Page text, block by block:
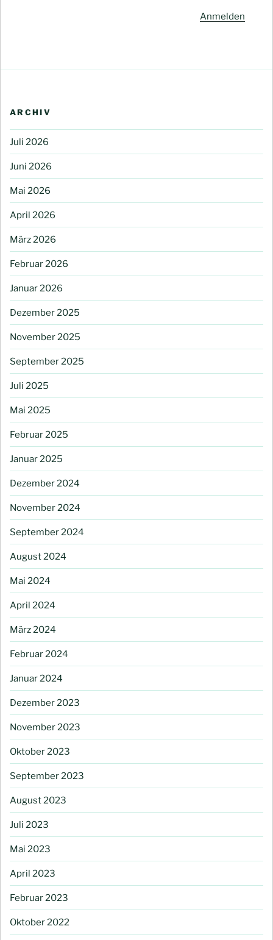
Anmelden
ARCHIV
Juli 2026
Juni 2026
Mai 2026
April 2026
März 2026
Februar 2026
Januar 2026
Dezember 2025
November 2025
September 2025
Juli 2025
Mai 2025
Februar 2025
Januar 2025
Dezember 2024
November 2024
September 2024
August 2024
Mai 2024
April 2024
März 2024
Februar 2024
Januar 2024
Dezember 2023
November 2023
Oktober 2023
September 2023
August 2023
Juli 2023
Mai 2023
April 2023
Februar 2023
Oktober 2022